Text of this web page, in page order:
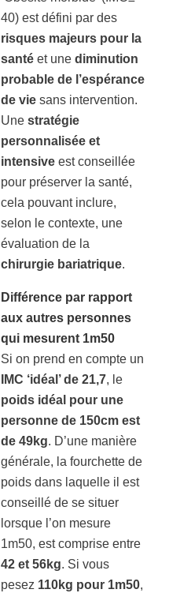
40) est défini par des
risques majeurs pour la
santé et une diminution
probable de l’espérance
de vie sans intervention.
Une stratégie
personnalisée et
intensive est conseillée
pour préserver la santé,
cela pouvant inclure,
selon le contexte, une
évaluation de la
chirurgie bariatrique.
Différence par rapport
aux autres personnes
qui mesurent 1m50
Si on prend en compte un
IMC ‘idéal’ de 21,7, le
poids idéal pour une
personne de 150cm est
de 49kg. D’une manière
générale, la fourchette de
poids dans laquelle il est
conseillé de se situer
lorsque l’on mesure
1m50, est comprise entre
42 et 56kg. Si vous
pesez 110kg pour 1m50,